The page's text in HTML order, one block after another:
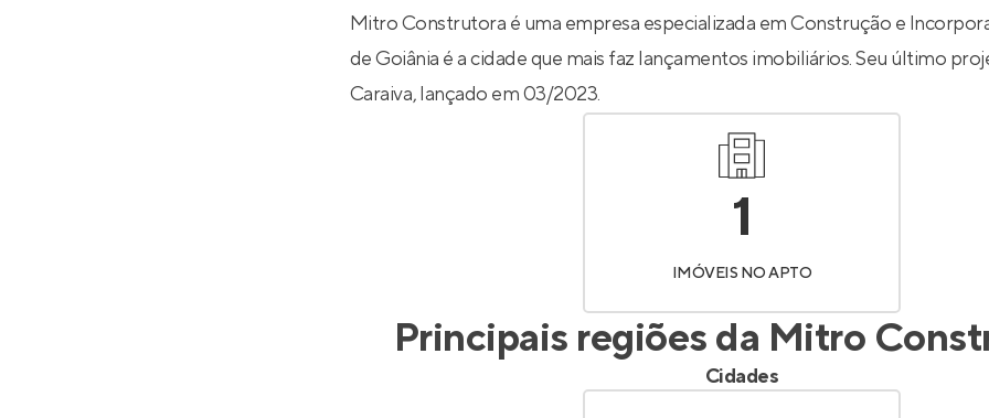
Entrar no Apto
Mitro Construtora é uma empresa especializada em Construção e
de Goiânia é a cidade que mais faz lançamentos imobiliários. Seu último
Caraiva, lançado em 03/2023.
1
IMÓVEIS NO APTO
Principais regiões da Mitro
Cidades